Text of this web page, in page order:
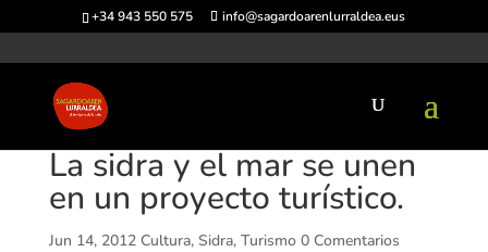
+34 943 550 575 info@sagardoarenlurraldea.eus
La sidra y el mar se unen
en un proyecto turístico.
Jun 14, 2012 Cultura, Sidra, Turismo 0 Comentarios